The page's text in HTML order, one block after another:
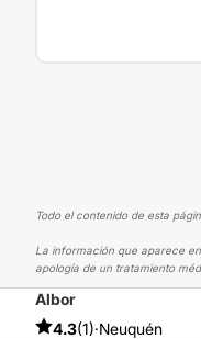
Todo el contenido de esta
La información que aparece
apología de un tratamiento
Albor
4.3(1)·Neuquén
ESTETICAS